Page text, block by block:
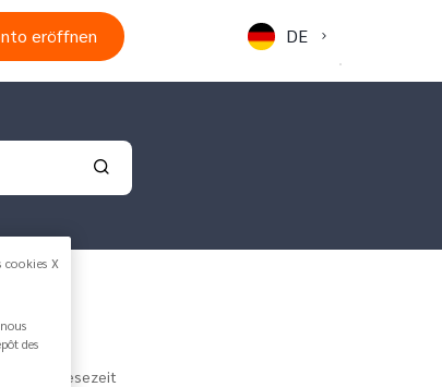
eröffnen DE
Validate your search
Lesezeit
X
des